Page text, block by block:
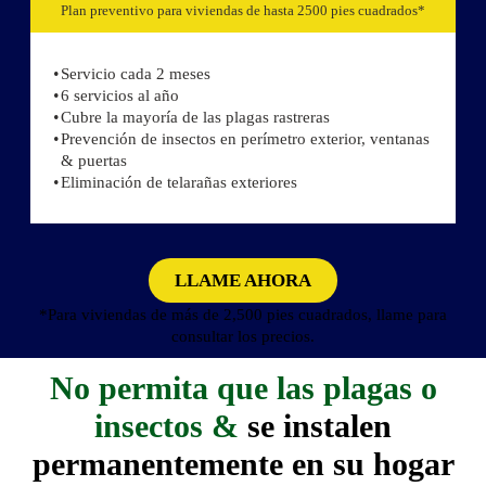
Plan preventivo para viviendas de hasta 2500 pies cuadrados*
Servicio cada 2 meses
6 servicios al año
Cubre la mayoría de las plagas rastreras
Prevención de insectos en perímetro exterior, ventanas
& puertas
Eliminación de telarañas exteriores
LLAME AHORA
*Para viviendas de más de 2,500 pies cuadrados, llame para
consultar los precios.
No permita que las plagas o
insectos & se instalen
permanentemente en su hogar